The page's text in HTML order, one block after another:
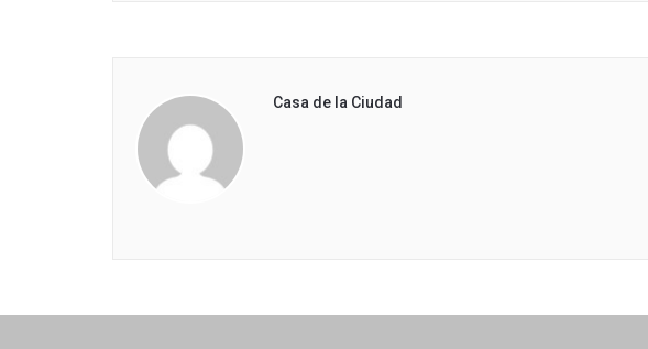
Casa de la Ciudad